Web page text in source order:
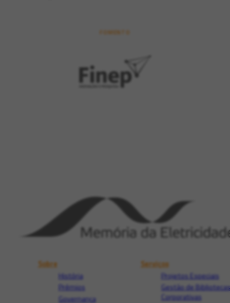
FOMENTO
Sobre
História
Prêmios
Governança
Serviços
Projetos Especiais
Gestão de Bibliotecas
Corporativas